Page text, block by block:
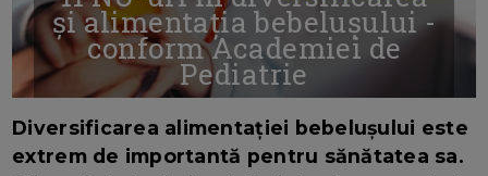
și alimentația bebelușului -
conform Academiei de
Pediatrie
Diversificarea alimentației bebelușului este
extrem de importantă pentru sănătatea sa.